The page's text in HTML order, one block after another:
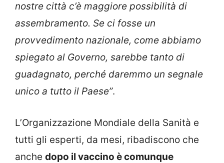
nostre città c’è maggiore possibilità di
assembramento. Se ci fosse un
provvedimento nazionale, come abbiamo
spiegato al Governo, sarebbe tanto di
guadagnato, perché daremmo un segnale
unico a tutto il Paese”.
L’Organizzazione Mondiale della Sanità e
tutti gli esperti, da mesi, ribadiscono che
anche dopo il vaccino è comunque